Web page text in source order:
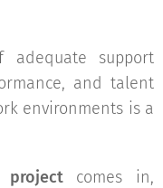
adequate support
and talent
environments is a
projectcomes in,